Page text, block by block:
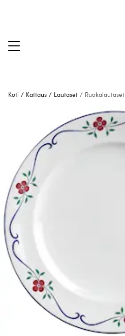
Koti / Kattaus / Lautaset / Ruokalautaset